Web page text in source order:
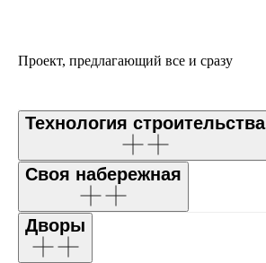
Проект, предлагающий все и сразу
Технология строительства
Своя набережная
Дворы